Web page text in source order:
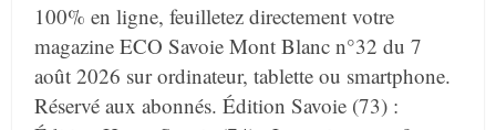
100% en ligne, feuilletez directement votre
magazine ECO Savoie Mont Blanc n°32 du 7
août 2026 sur ordinateur, tablette ou smartphone.
Réservé aux abonnés. Édition Savoie (73) :